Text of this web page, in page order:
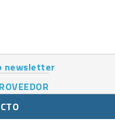
newsletter